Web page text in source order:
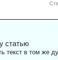
статью
текст в том же